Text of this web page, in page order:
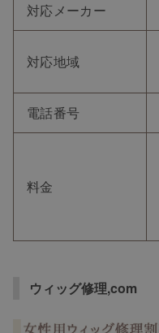
対応メーカー
対応地域
電話番号
料金
ウィッグ修理,com